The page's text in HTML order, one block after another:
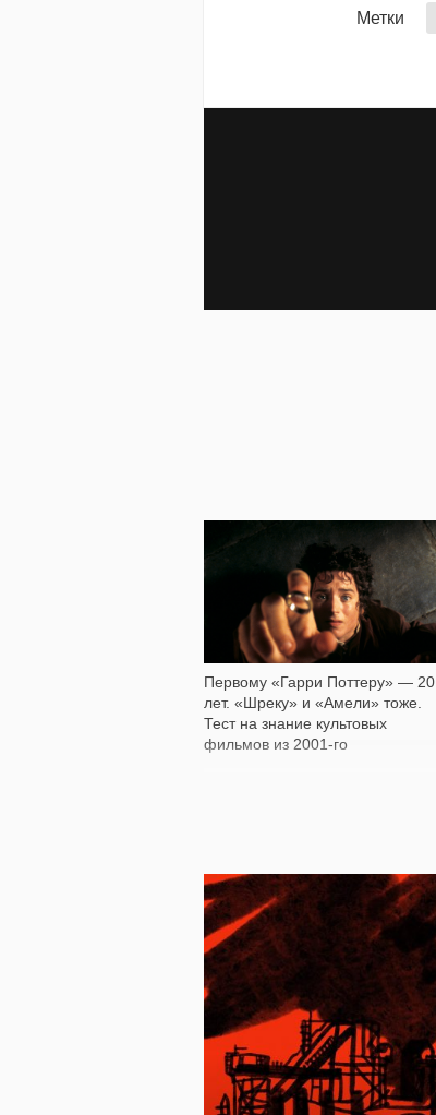
Метки
Первому «Гарри Поттеру» — 20
лет. «Шреку» и «Амели» тоже.
Тест на знание культовых
фильмов из 2001-го
39 293